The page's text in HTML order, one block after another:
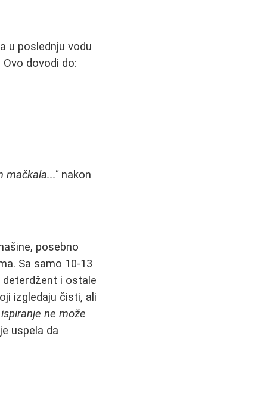
u poslednju vodu
dovodi do:
mačkala..." nakon
posebno
Sa samo 10-13
deterdžent i ostale
izgledaju čisti, ali
ne može
uspela da